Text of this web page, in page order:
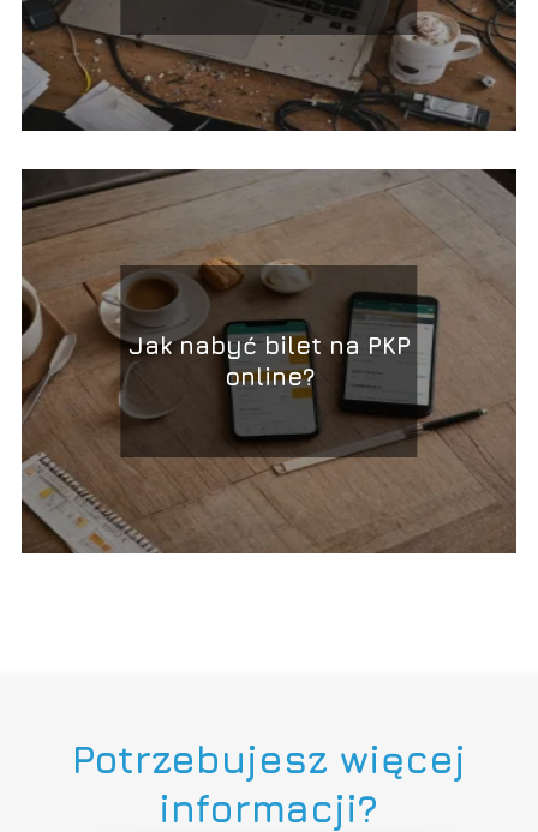
Jak nabyć bilet na PKP
online?
Potrzebujesz więcej
informacji?